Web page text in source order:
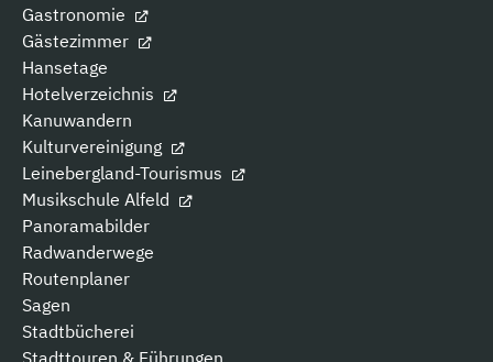
Gastronomie
Gästezimmer
Hansetage
Hotelverzeichnis
Kanuwandern
Kulturvereinigung
Leinebergland-Tourismus
Musikschule Alfeld
Panoramabilder
Radwanderwege
Routenplaner
Sagen
Stadtbücherei
Stadttouren & Führungen